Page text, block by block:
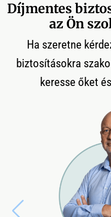
Díjmentes
az Ön
Ha szeretne
biztosításokra
keresse őket